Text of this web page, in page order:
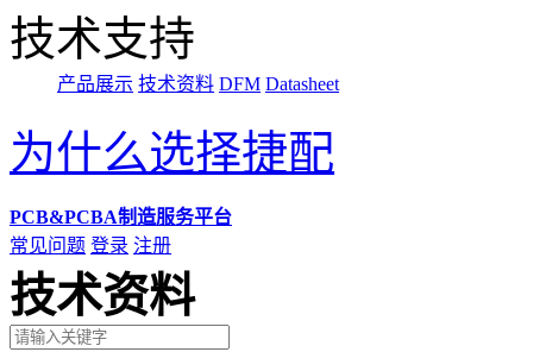
技术支持
产品展示 技术资料 DFM Datasheet
为什么选择捷配
PCB&PCBA制造服务平台
常见问题 登录 注册
技术资料